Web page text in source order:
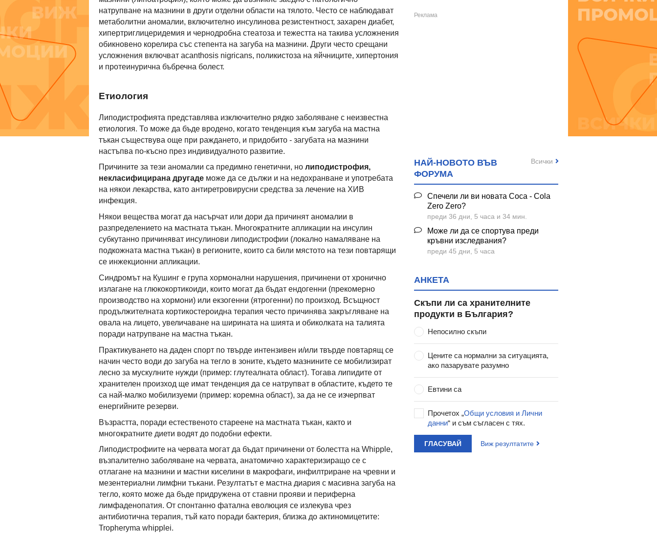
натрупване на мазнини в други отделни области на тялото. Често се наблюдават
метаболитни аномалии, включително инсулинова резистентност, захарен диабет,
хипертриглицеридемия и чернодробна стеатоза и тежестта на такива усложнения
обикновено корелира със степента на загуба на мазнини. Други често срещани
усложнения включват acanthosis nigricans, поликистоза на яйчниците, хипертония
и протеинурична бъбречна болест.
Етиология
Липодистрофията представлява изключително рядко заболяване с неизвестна
етиология. То може да бъде вродено, когато тенденция към загуба на мастна
тъкан съществува още при раждането, и придобито - загубата на мазнини
настъпва по-късно през индивидуалното развитие.
Причините за тези аномалии са предимно генетични, но липодистрофия,
некласифицирана другаде може да се дължи и на недохранване и употребата
на някои лекарства, като антиретровирусни средства за лечение на ХИВ
инфекция.
Някои вещества могат да насърчат или дори да причинят аномалии в
разпределението на мастната тъкан. Многократните апликации на инсулин
субкутанно причиняват инсулинови липодистрофии (локално намаляване на
подкожната мастна тъкан) в регионите, които са били мястото на тези повтарящи
се инжекционни апликации.
Синдромът на Кушинг е група хормонални нарушения, причинени от хронично
излагане на глюкокортикоиди, които могат да бъдат ендогенни (прекомерно
производство на хормони) или екзогенни (ятрогенни) по произход. Всъщност
продължителната кортикостероидна терапия често причинява закръгляване на
овала на лицето, увеличаване на ширината на шията и обиколката на талията
поради натрупване на мастна тъкан.
Практикуването на даден спорт по твърде интензивен и/или твърде повтарящ се
начин често води до загуба на тегло в зоните, където мазнините се мобилизират
лесно за мускулните нужди (пример: глутеалната област). Тогава липидите от
хранителен произход ще имат тенденция да се натрупват в областите, където те
са най-малко мобилизуеми (пример: коремна област), за да не се изчерпват
енергийните резерви.
Възрастта, поради естественото стареене на мастната тъкан, както и
многократните диети водят до подобни ефекти.
Липодистрофиите на червата могат да бъдат причинени от болестта на Whipple,
възпалително заболяване на червата, анатомично характеризиращо се с
отлагане на мазнини и мастни киселини в макрофаги, инфилтриране на чревни и
мезентериални лимфни тъкани. Резултатът е мастна диария с масивна загуба на
тегло, която може да бъде придружена от ставни прояви и периферна
лимфаденопатия. От спонтанно фатална еволюция се излекува чрез
антибиотична терапия, тъй като поради бактерия, близка до актиномицетите:
Tropheryma whipplei.
НАЙ-НОВОТО ВЪВ
ФОРУМА
Спечели ли ви новата Coca - Cola
Zero Zero?
преди 36 дни, 5 часа и 34 мин.
Може ли да се спортува преди
кръвни изследвания?
преди 45 дни, 5 часа
Всички
АНКЕТА
Скъпи ли са хранителните
продукти в България?
Непосилно скъпи
Цените са нормални за ситуацията,
ако пазарувате разумно
Евтини са
Прочетох „Общи условия и Лични
данни“ и съм съгласен с тях.
ГЛАСУВАЙ Виж резултатите